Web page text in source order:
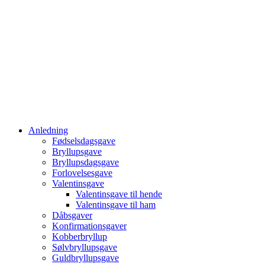
Anledning
Fødselsdagsgave
Bryllupsgave
Bryllupsdagsgave
Forlovelsesgave
Valentinsgave
Valentinsgave til hende
Valentinsgave til ham
Dåbsgaver
Konfirmationsgaver
Kobberbryllup
Sølvbryllupsgave
Guldbryllupsgave